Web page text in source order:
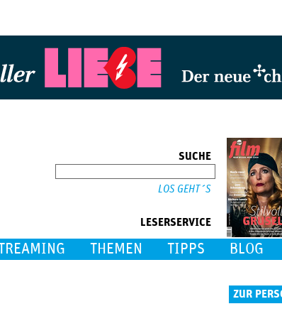
SUCHE
LESERSERVICE
THEMEN TIPPS BLOG
ZUR